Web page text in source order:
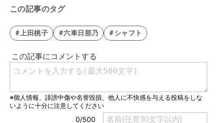
この記事のタグ
#上田桃子 #六車日那乃 #シャフト